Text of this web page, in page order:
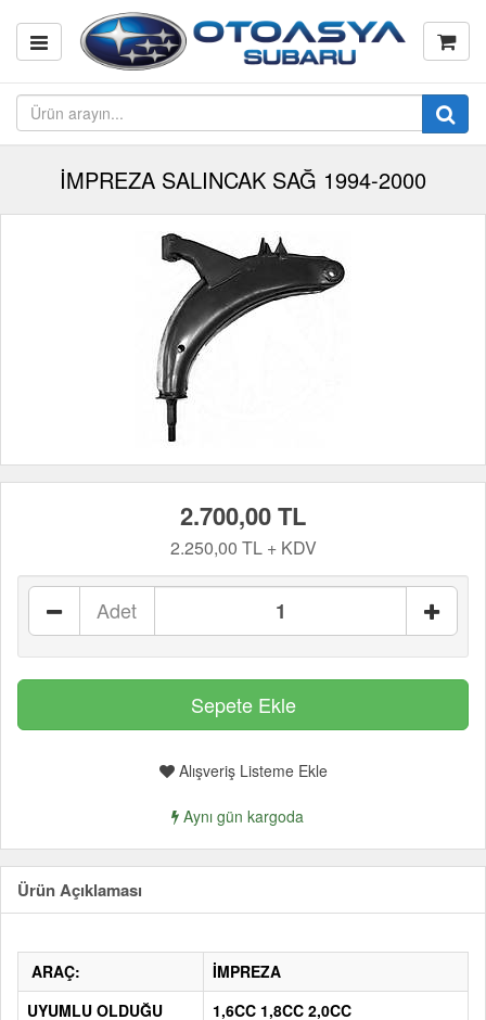
İMPREZA SALINCAK SAĞ 1994-2000
2.700,00 TL
2.250,00 TL + KDV
Adet
Alışveriş Listeme Ekle
Aynı gün kargoda
Ürün Açıklaması
ARAÇ:
İMPREZA
UYUMLU OLDUĞU
1,6CC 1,8CC 2,0CC